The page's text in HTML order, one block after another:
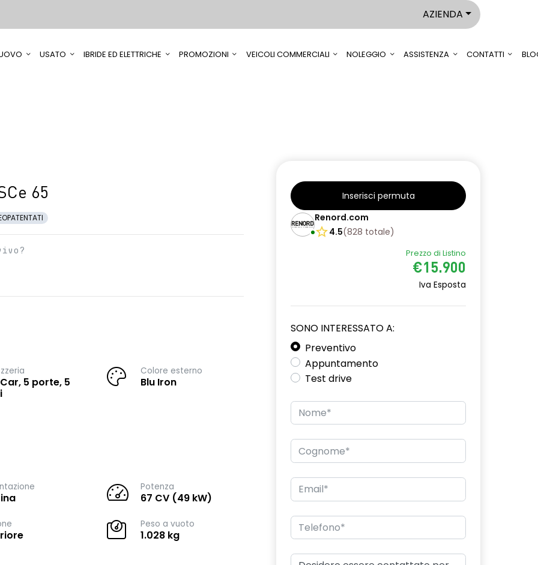
AZIENDA
USATO IBRIDE ED ELETTRICHE PROMOZIONI VEICOLI COMMERCIALI NOLEGGIO ASSISTENZA CONTATTI
65
5 porte, 5
Colore esterno
Blu Iron
Potenza
67 CV (49 kW)
Peso a vuoto
1.028 kg
Inserisci permuta
Renord.com
4.5(828 totale)
Prezzo di Listino
€15.900
Iva Esposta
SONO INTERESSATO A:
Preventivo
Appuntamento
Test drive